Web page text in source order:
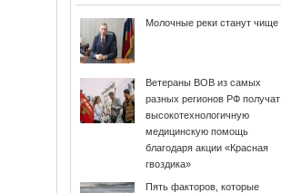
Молочные реки станут чище
Ветераны ВОВ из самых
разных регионов РФ получат
высокотехнологичную
медицинскую помощь
благодаря акции «Красная
гвоздика»
Пять факторов, которые